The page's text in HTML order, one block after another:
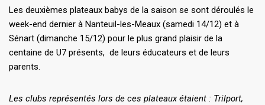
Les deuxièmes plateaux babys de la saison se sont déroulés le
week-end dernier à Nanteuil-les-Meaux (samedi 14/12) et à
Sénart (dimanche 15/12) pour le plus grand plaisir de la
centaine de U7 présents, de leurs éducateurs et de leurs
parents.
Les clubs représentés lors de ces plateaux étaient : Trilport,